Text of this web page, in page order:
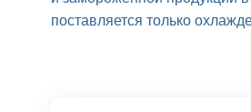
поставляется только